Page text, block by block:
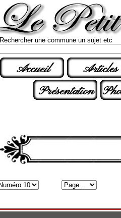
Rechercher une commune un sujet etc
Accueil
Articles
Présentation